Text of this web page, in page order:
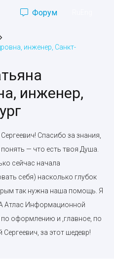
Форум
инженер, Санкт-
инженер,
Спасибо за знания,
— что есть твоя Душа.
сейчас начала
себя) насколько глубок
так нужна наша помощь. Я
Атлас Информационной
оформлению и ,главное, по
за этот шедевр!